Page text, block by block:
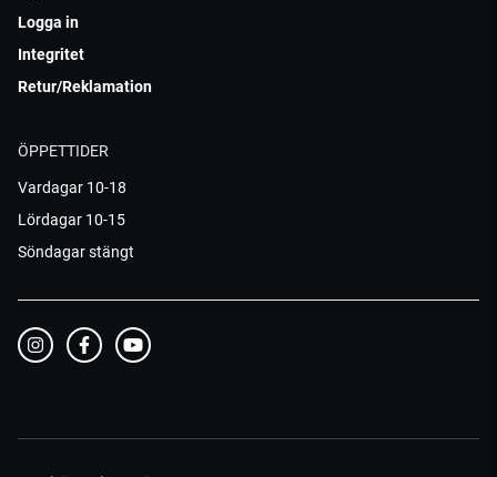
Logga in
Integritet
Retur/Reklamation
ÖPPETTIDER
Vardagar 10-18
Lördagar 10-15
Söndagar stängt